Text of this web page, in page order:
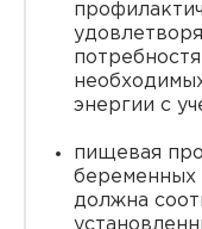
энергии с
пищевая
должна